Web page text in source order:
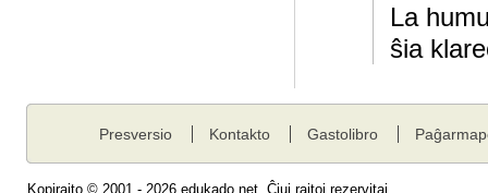
La
ŝia
Presversio Kontakto Gastolibro
Kopirajto © 2001 - 2026 edukado.net. Ĉiuj rajtoj rezervitaj.